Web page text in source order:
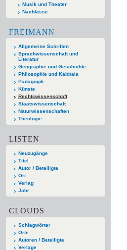
Musik und Theater
Nachlässe
FREIMANN
Allgemeine Schriften
Sprachwissenschaft und
Literatur
Geographie und Geschichte
Philosophie und Kabbala
Pädagogik
Künste
Rechtswissenschaft
Staatswissenschaft
Naturwissenschaften
Theologie
LISTEN
Neuzugänge
Titel
Autor / Beteiligte
Ort
Verlag
Jahr
CLOUDS
Schlagwörter
Orte
Autoren / Beteiligte
Verlage